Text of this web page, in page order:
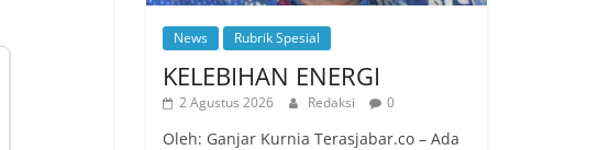
News Rubrik Spesial
KELEBIHAN ENERGI
2 Agustus 2026 Redaksi 0
Oleh: Ganjar Kurnia Terasjabar.co – Ada